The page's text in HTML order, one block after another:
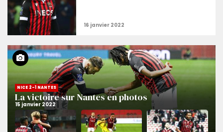
NICE 2-1 NANTES
La victoire sur Nantes en photos